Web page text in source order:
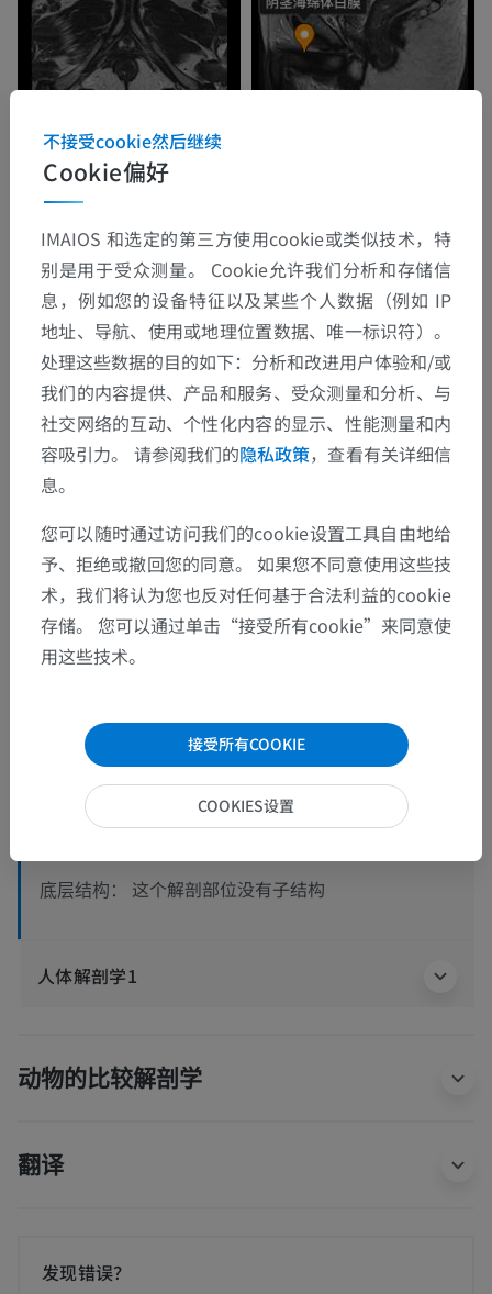
解剖层次
人体解剖学2
> 生殖系统> 男性内生殖器 >
男性外生殖器官> 阴茎> 阴茎海绵体白膜
底层结构： 这个解剖部位没有子结构
人体解剖学1
动物的比较解剖学
翻译
发现错误？
Cookie偏好
不接受cookie然后继续
IMAIOS 和选定的第三方使用cookie或类似技术，特
别是用于受众测量。 Cookie允许我们分析和存储信
息，例如您的设备特征以及某些个人数据（例如 IP
地址、导航、使用或地理位置数据、唯一标识符）。
处理这些数据的目的如下：分析和改进用户体验和/或
我们的内容提供、产品和服务、受众测量和分析、与
社交网络的互动、个性化内容的显示、性能测量和内
容吸引力。 请参阅我们的隐私政策，查看有关详细信
息。
您可以随时通过访问我们的cookie设置工具自由地给
予、拒绝或撤回您的同意。 如果您不同意使用这些技
术，我们将认为您也反对任何基于合法利益的cookie
存储。 您可以通过单击“接受所有cookie”来同意使
用这些技术。
接受所有COOKIE
COOKIES设置